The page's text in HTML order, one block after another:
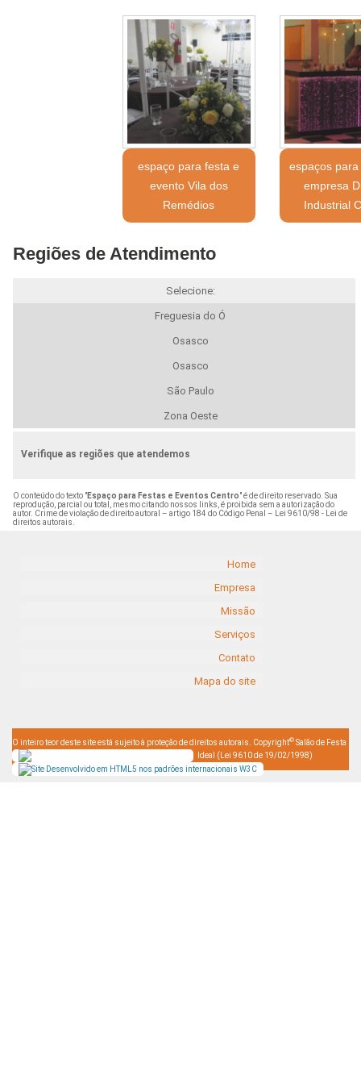
espaço para festa e
evento Vila dos
Remédios
espaços
empresa
Industrial
Regiões de Atendimento
Selecione:
Freguesia do Ó
Osasco
Osasco
São Paulo
Zona Oeste
Verifique as regiões que atendemos
O conteúdo do texto "Espaço para Festas e Eventos Centro" é de direito reservado. Sua
reprodução, parcial ou total, mesmo citando nossos links, é proibida sem a autorização do
autor. Crime de violação de direito autoral – artigo 184 do Código Penal – Lei 9610/98 - Lei de
direitos autorais.
Home
Empresa
Missão
Serviços
Contato
Mapa do site
O inteiro teor deste site está sujeito à proteção de direitos autorais. Copyright© Salão de Festa
Ideal (Lei 9610 de 19/02/1998)